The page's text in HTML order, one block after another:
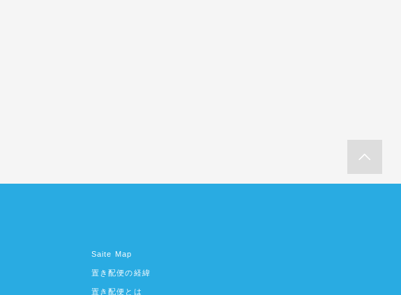
Saite Map
置き配便の経緯
置き配便とは